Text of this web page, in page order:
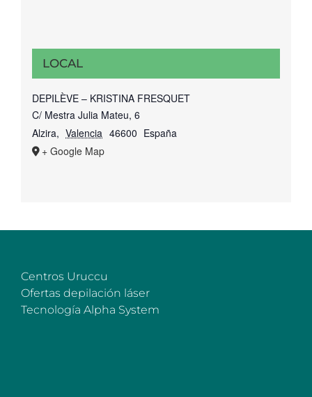
LOCAL
DEPILÈVE – KRISTINA FRESQUET
C/ Mestra Julia Mateu, 6
Alzira, Valencia 46600 España
+ Google Map
Centros Uruccu
Ofertas depilación láser
Tecnología Alpha System